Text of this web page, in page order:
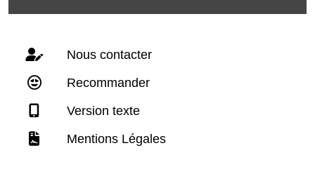
Nous contacter
Recommander
Version texte
Mentions Légales